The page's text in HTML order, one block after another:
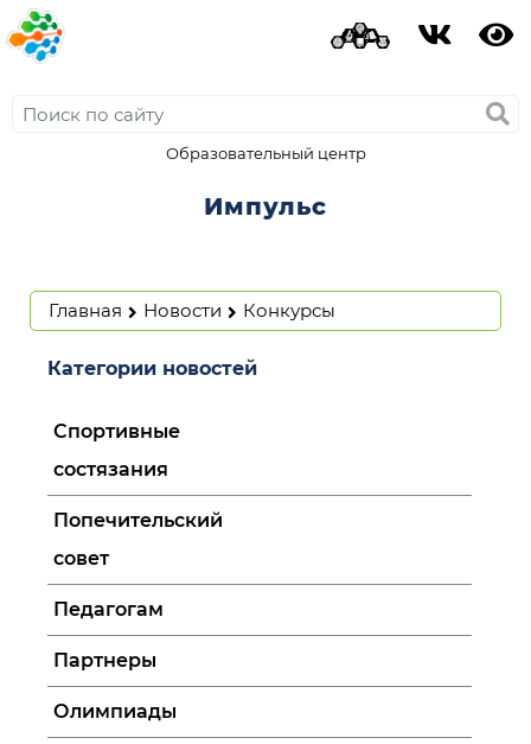
Образовательный центр
Импульс
Главная Новости Конкурсы
Категории новостей
Спортивные
состязания
Попечительский
совет
Педагогам
Партнеры
Олимпиады